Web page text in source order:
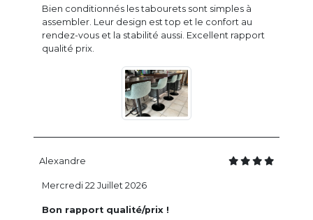
Bien conditionnés les tabourets sont simples à
assembler. Leur design est top et le confort au
rendez-vous et la stabilité aussi. Excellent rapport
qualité prix.
Alexandre
Bon rapport qualité/prix !
Mercredi 22 Juillet 2026